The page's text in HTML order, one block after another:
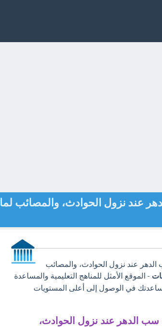
عند نزول الحوادث، والمصائب لما
عند نزول الحوادث، والمصائب
- الموقع الأمثل للمناهج التعليمية والمساعدة
في الوصول إلى أعلى المستويات
سب الدهر عند نزول الحوادث،